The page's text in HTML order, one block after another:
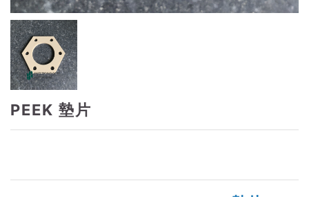
PEEK 墊片